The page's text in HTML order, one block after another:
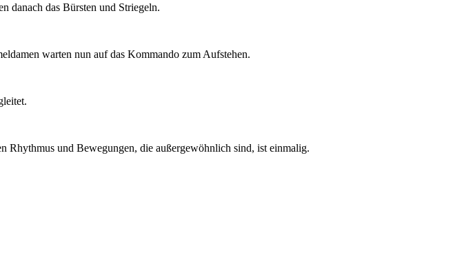
danach das Bürsten und Striegeln.
warten nun auf das Kommando zum Aufstehen.
Rhythmus und Bewegungen, die außergewöhnlich sind, ist einmalig.